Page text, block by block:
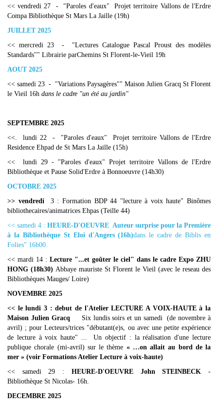
<< vendredi 27 - "Paroles d'eaux" Projet territoire Vallons de l'Erdre
Compa Bibliothèque St Mars La Jaille (19h)
JUILLET 2025
<< mercredi 23 - "Lectures Catalogue Pascal Proust des modèles
Standards"" Librairie parChemins St Florent-le-Vieil 19h
AOUT 2025
<< samedi 23 - "Variations Paysagères"" Maison Julien Gracq St Florent
le Vieil 16h dans le cadre "un été au jardin"
SEPTEMBRE 2025
<<. lundi 22 - "Paroles d'eaux" Projet territoire Vallons de l'Erdre
Residence Ehpad de St Mars La Jaille (15h)
<< lundi 29 - "Paroles d'eaux" Projet territoire Vallons de l'Erdre
Bibliothèque et Pause Solid'Erdre à Bonnoeuvre (14h30)
OCTOBRE 2025
>> vendredi
3 : Formation BDP 44 "lecture à voix haute" Binômes
bibliothecaires/animatrices Ehpas (Teille 44)
<< samedi 4 : HEURE-D'OEUVRE Auteur surprise pour la Première
à la Bibliothèque St Eloi d'Angers (16h)dans le cadre de Biblis en
Folies" 16h00.
<< mardi 14 : Lecture "...et goûter le ciel" dans le cadre Expo ZHU
HONG (18h30) Abbaye mauriste St Florent le Vieil (avec le reseau des
Bibliothèques Mauges/ Loire)
NOVEMBRE 2025
<< le lundi 3 : debut de l'Atelier LECTURE A VOIX-HAUTE à la
Maison Julien Gracq
Six lundis soirs et un samedi (de novembre à
avril) ; pour Lecteurs/trices "débutant(e)s, ou avec une petite expérience
de lecture à voix haute" ... Un objectif : la réalisation d'une lecture
publique chorale (mi-avril) sur le thème « …on allait au bord de la
mer » (voir Formations Atelier Lecture à voix-haute)
<< samedi 29 : HEURE-D'OEUVRE John STEINBECK -
Bibliothèque St Nicolas- 16h.
DECEMBRE 2025